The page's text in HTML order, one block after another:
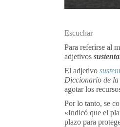
Escuchar
Para referirse al
adjetivos
El adjetivo
Diccionario de la
agotar los
Por lo tanto, se
«Indicó que el
plazo para